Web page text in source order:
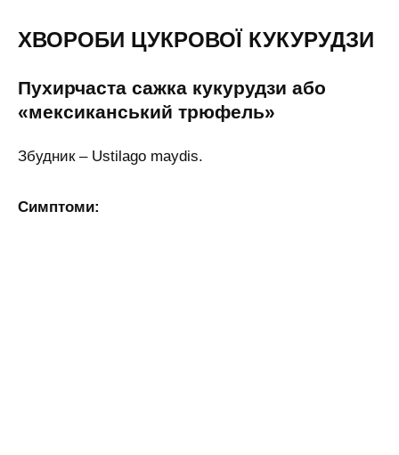
ХВОРОБИ ЦУКРОВОЇ КУКУРУДЗИ
Пухирчаста сажка кукурудзи або
«мексиканський трюфель»
Збудник – Ustilago maydis.
Симптоми: